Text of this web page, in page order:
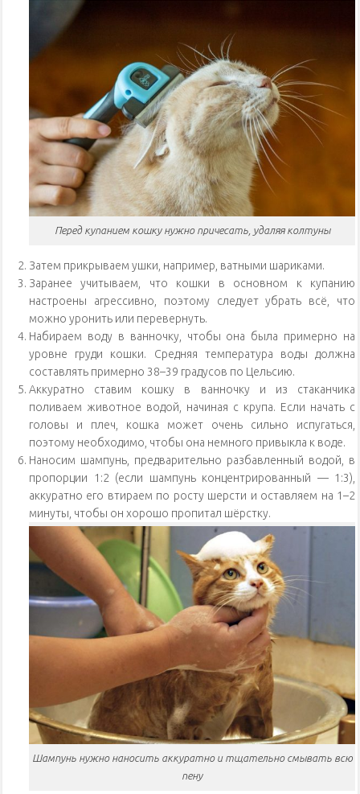
Перед купанием кошку нужно причесать, удаляя колтуны
Затем прикрываем ушки, например, ватными шариками.
Заранее учитываем, что кошки в основном к купанию
настроены агрессивно, поэтому следует убрать всё, что
можно уронить или перевернуть.
Набираем воду в ванночку, чтобы она была примерно на
уровне груди кошки. Средняя температура воды должна
составлять примерно 38–39 градусов по Цельсию.
Аккуратно ставим кошку в ванночку и из стаканчика
поливаем животное водой, начиная с крупа. Если начать с
головы и плеч, кошка может очень сильно испугаться,
поэтому необходимо, чтобы она немного привыкла к воде.
Наносим шампунь, предварительно разбавленный водой, в
пропорции 1:2 (если шампунь концентрированный — 1:3),
аккуратно его втираем по росту шерсти и оставляем на 1–2
минуты, чтобы он хорошо пропитал шёрстку.
Шампунь нужно наносить аккуратно и тщательно смывать всю
пену